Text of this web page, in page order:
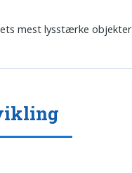
mest lysstærke objekter